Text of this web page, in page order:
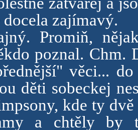
docela zajímavý.
Promiň,
poznal. Chm.
věci...
děti sobeckej
kde ty
a chtěly by